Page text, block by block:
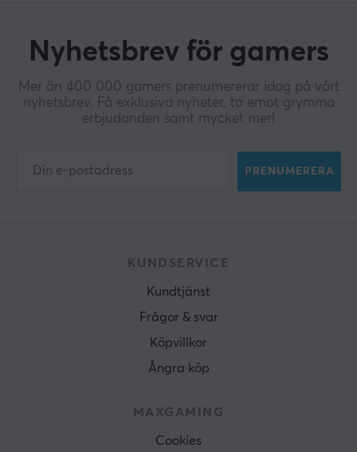
Nyhetsbrev för gamers
Mer än 400 000 gamers prenumererar idag på vårt
nyhetsbrev. Få exklusiva nyheter, ta emot grymma
erbjudanden samt mycket mer!
PRENUMERERA
KUNDSERVICE
Kundtjänst
Frågor & svar
Köpvillkor
Ångra köp
MAXGAMING
Cookies